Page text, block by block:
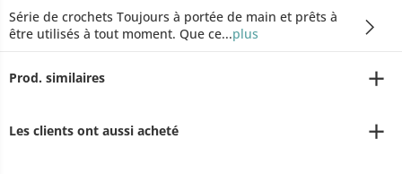
Série de crochets Toujours à portée de main et prêts à
être utilisés à tout moment. Que ce...plus
Prod. similaires
Les clients ont aussi acheté